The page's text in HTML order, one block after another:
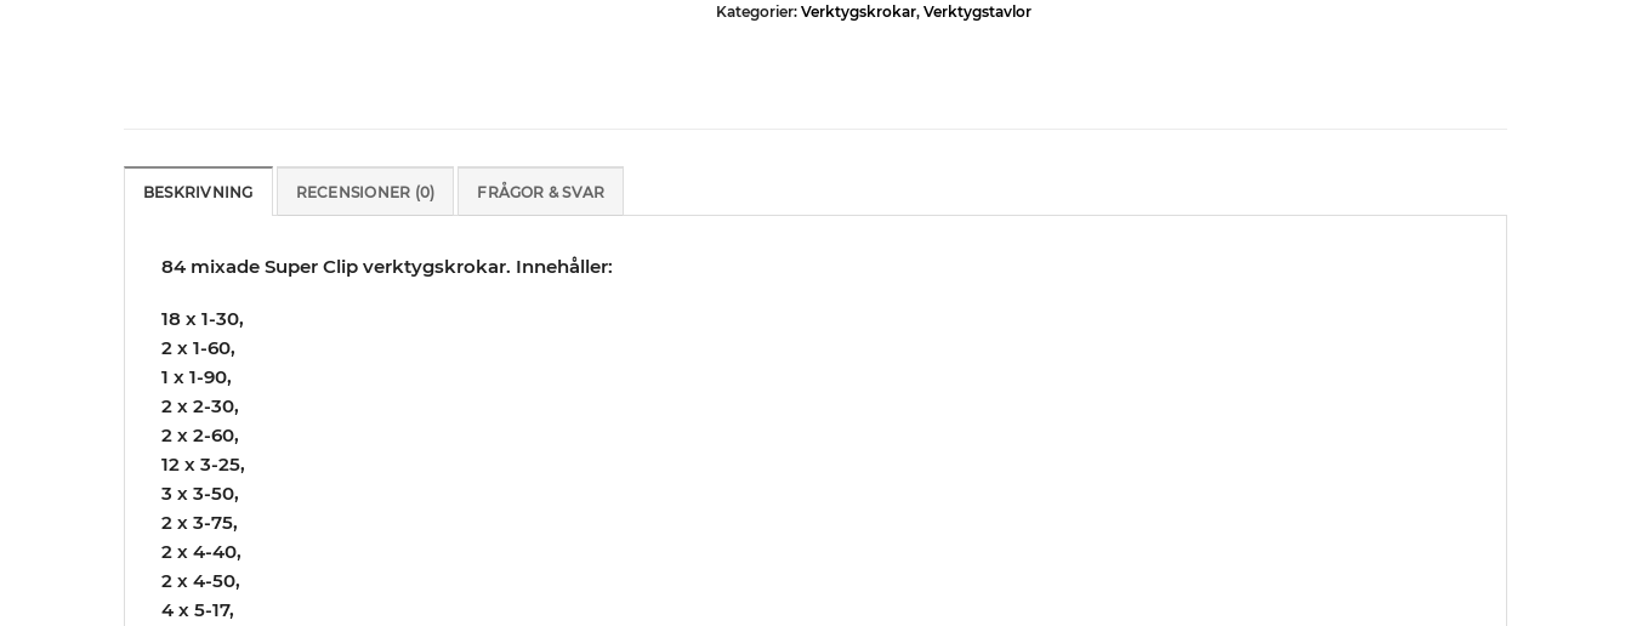
Kategorier: Verktygskrokar, Verktygstavlor
BESKRIVNING RECENSIONER (0) FRÅGOR & SVAR
84 mixade Super Clip verktygskrokar. Innehåller:
18 x 1-30,
2 x 1-60,
1 x 1-90,
2 x 2-30,
2 x 2-60,
12 x 3-25,
3 x 3-50,
2 x 3-75,
2 x 4-40,
2 x 4-50,
4 x 5-17,